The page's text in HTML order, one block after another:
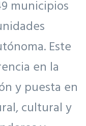
municipios
Este
en la
y puesta en
cultural y